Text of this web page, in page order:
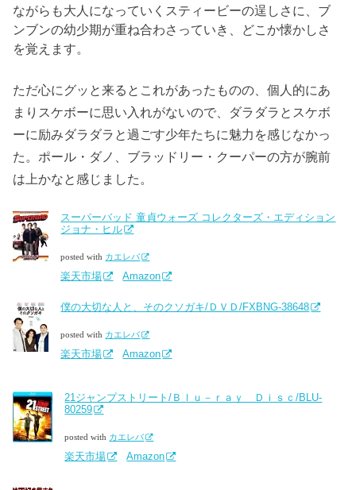
ながらも大人になっていくスティービーの逞しさに、ブ
ンブンの幼少期が重ね合わさっていき、どこか懐かしさ
を覚えます。
ただ心にグッと来るとこれがあったものの、個人的にあ
まりスケボーに思い入れがないので、ダラダラとスケボ
ーに励みダラダラと過ごす少年たちに魅力を感じなかっ
た。ポール・ダノ、ブラッドリー・クーパーの方が腕前
は上かなと感じました。
スーパーバッド 童貞ウォーズ コレクターズ・エディション
ジョナ・ヒル
posted with カエレバ
楽天市場 Amazon
僕の大切な人と、そのクソガキ/ＤＶＤ/FXBNG-38648
posted with カエレバ
楽天市場 Amazon
21ジャンプストリート/Ｂｌｕ－ｒａｙ Ｄｉｓｃ/BLU-
80259
posted with カエレバ
楽天市場 Amazon